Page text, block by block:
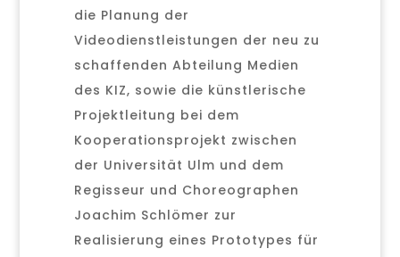
die Planung der
Videodienstleistungen der neu zu
schaffenden Abteilung Medien
des KIZ, sowie die künstlerische
Projektleitung bei dem
Kooperationsprojekt zwischen
der Universität Ulm und dem
Regisseur und Choreographen
Joachim Schlömer zur
Realisierung eines Prototypes für